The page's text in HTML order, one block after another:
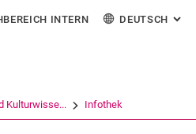
Springe direkt zu: Inhalt
Springe direkt zu: Suche
Springe direkt zu:
INTERN DEUTSCH :
Kulturwisse... Infothek